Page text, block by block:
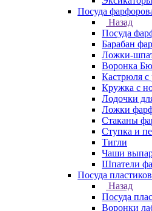
Посуда
Назад
Посуда
Барабан
Ложки-
Воронка
Кастрюля с
Кружка с
Лодочки
Ложки
Стаканы
Ступка и
Тигли
Чаши
Шпатели
Посуда
Назад
Посуда
Воронки